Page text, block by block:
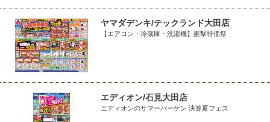
ヤマダデンキ/テックランド大田店
【エアコン・冷蔵庫・洗濯機】衝撃特価祭
エディオン/石見大田店
エディオンのサマーバーゲン 決算夏フェス